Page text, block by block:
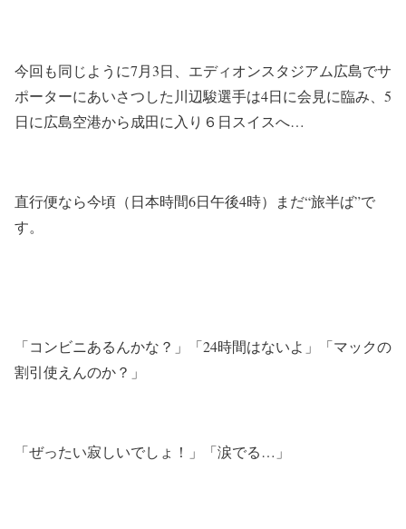
今回も同じように7月3日、エディオンスタジアム広島でサ
ポーターにあいさつした川辺駿選手は4日に会見に臨み、5
日に広島空港から成田に入り６日スイスへ…
直行便なら今頃（日本時間6日午後4時）まだ“旅半ば”で
す。
「コンビニあるんかな？」「24時間はないよ」「マックの
割引使えんのか？」
「ぜったい寂しいでしょ！」「涙でる…」